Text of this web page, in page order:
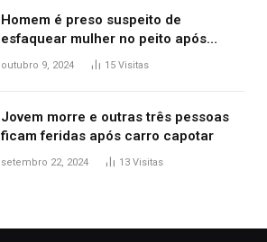
Homem é preso suspeito de
esfaquear mulher no peito após
discussão por causa de drogas, diz
outubro 9, 2024 15 Visitas
Jovem morre e outras três pessoas
ficam feridas após carro capotar
setembro 22, 2024 13 Visitas